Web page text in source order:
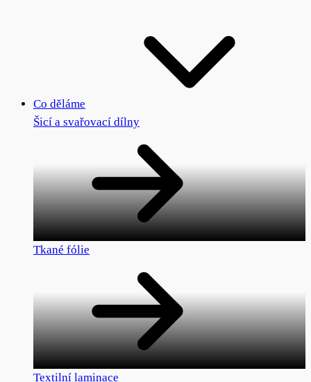
Co děláme
Šicí a svařovací dílny
Tkané fólie
Textilní laminace